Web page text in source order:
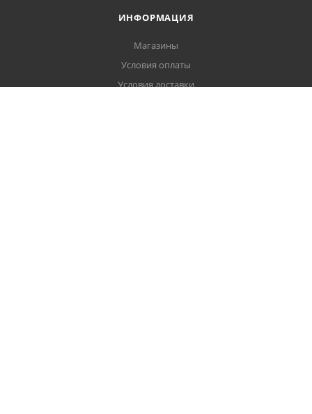
ИНФОРМАЦИЯ
Магазины
Условия оплаты
Условия доставки